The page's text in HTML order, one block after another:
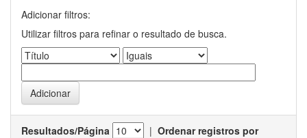
Adicionar filtros:
Utilizar filtros para refinar o resultado de busca.
Resultados/Página | Ordenar registros por